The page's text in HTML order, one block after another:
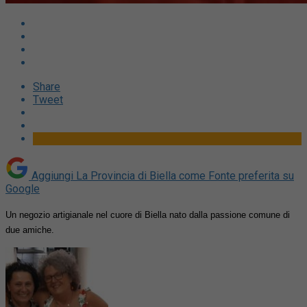
Share
Tweet
Aggiungi La Provincia di Biella come Fonte preferita su
Google
Un negozio artigianale nel cuore di Biella nato dalla passione comune di
due amiche.